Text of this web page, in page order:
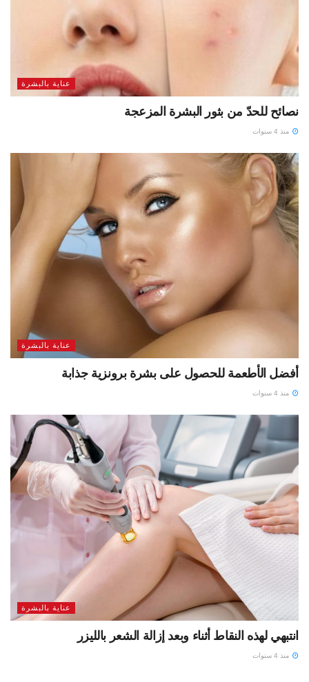
عناية بالبشرة
نصائح للحدّ من بثور البشرة المزعجة
منذ 4 سنوات
عناية بالبشرة
أفضل الأطعمة للحصول على بشرة برونزية جذابة
منذ 4 سنوات
عناية بالبشرة
انتبهي لهذه النقاط أثناء وبعد إزالة الشعر بالليزر
منذ 4 سنوات